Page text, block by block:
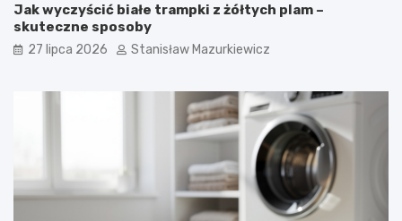
Jak wyczyścić białe trampki z żółtych plam –
skuteczne sposoby
27 lipca 2026 Stanisław Mazurkiewicz